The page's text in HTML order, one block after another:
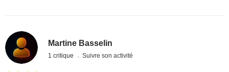
Martine Basselin
1 critique Suivre son activité